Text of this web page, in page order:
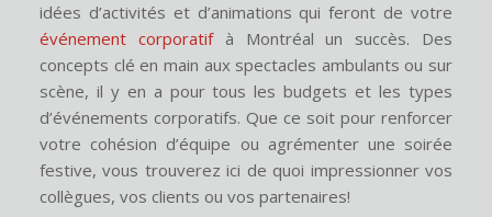
idées d’activités et d’animations qui feront de votre
événement corporatifà Montréal un succès. Des
concepts clé en main aux spectacles ambulants ou sur
scène, il y en a pour tous les budgets et les types
d’événements corporatifs. Que ce soit pour renforcer
votre cohésion d’équipe ou agrémenter une soirée
festive, vous trouverez ici de quoi impressionner vos
collègues, vos clients ou vos partenaires!